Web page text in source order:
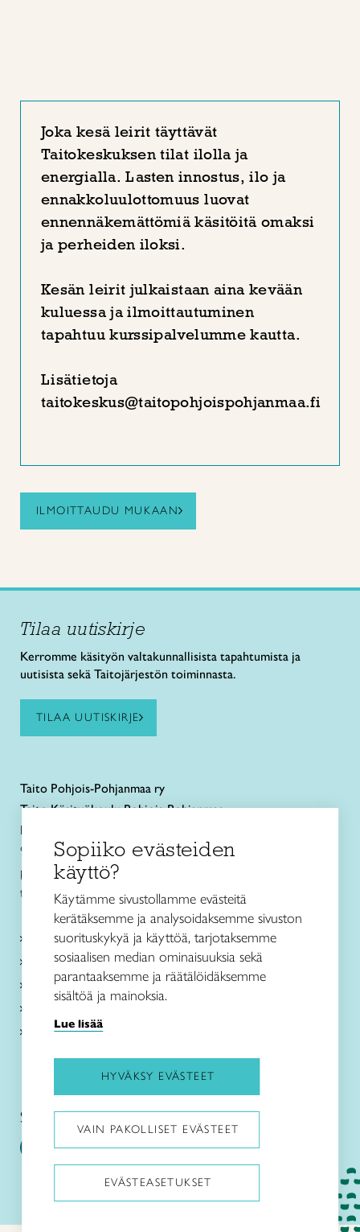
Joka kesä leirit täyttävät
Taitokeskuksen tilat ilolla ja
energialla. Lasten innostus, ilo ja
ennakkoluulottomuus luovat
ennennäkemättömiä käsitöitä omaksi
ja perheiden iloksi.
Kesän leirit julkaistaan aina kevään
kuluessa ja ilmoittautuminen
tapahtuu kurssipalvelumme kautta.
Lisätietoja
taitokeskus@taitopohjoispohjanmaa.fi
ILMOITTAUDU MUKAAN
Tilaa uutiskirje
Kerromme käsityön valtakunnallisista tapahtumista ja
uutisista sekä Taitojärjestön toiminnasta.
TILAA UUTISKIRJE
Taito Pohjois-Pohjanmaa ry
Taito Käsityökoulu Pohjois-Pohjanmaa
Rautatienkatu 11 B
90100 Oulu
puh. 040 352 2082
toimisto@taitopohjoispohjanmaa.fi
Tietoa meistä
Palvelut
Ajankohtaista
Taito Shop Oulu
Yhteystiedot
Seuraa meitä somessa:
Sopiiko evästeiden
käyttö?
Käytämme sivustollamme evästeitä
kerätäksemme ja analysoidaksemme sivuston
suorituskykyä ja käyttöä, tarjotaksemme
sosiaalisen median ominaisuuksia sekä
parantaaksemme ja räätälöidäksemme
sisältöä ja mainoksia.
Lue lisää
HYVÄKSY EVÄSTEET
VAIN PAKOLLISET EVÄSTEET
EVÄSTEASETUKSET